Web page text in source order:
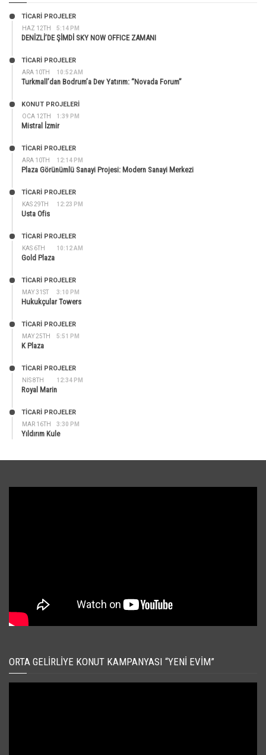
HAZ 12TH 5:14 PM
TİCARİ PROJELER
DENİZLİ’DE ŞİMDİ SKY NOW OFFICE ZAMANI
ARA 10TH 10:52 AM
TİCARİ PROJELER
Turkmall’dan Bodrum’a Dev Yatırım: “Novada Forum”
OCA 12TH 1:39 PM
KONUT PROJELERI
Mistral İzmir
ARA 10TH 12:14 PM
TİCARİ PROJELER
Plaza Görünümlü Sanayi Projesi: Modern Sanayi Merkezi
KAS 29TH 12:23 PM
TİCARİ PROJELER
Usta Ofis
KAS 6TH 10:12 AM
TİCARİ PROJELER
Gold Plaza
MAY 31ST 3:10 PM
TİCARİ PROJELER
Hukukçular Towers
MAY 25TH 5:51 PM
TİCARİ PROJELER
K Plaza
NIS 8TH 12:34 PM
TİCARİ PROJELER
Royal Marin
MAR 16TH 3:30 PM
TİCARİ PROJELER
Yıldırım Kule
ORTA GELIRLIYE KONUT KAMPANYASI “YENI EVIM”